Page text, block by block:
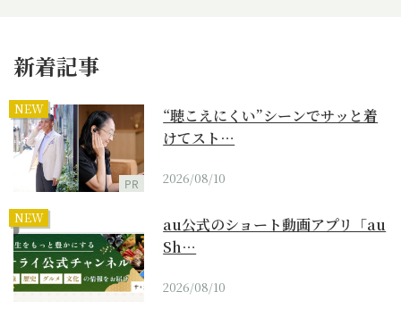
新着記事
NEW
PR
“聴こえにくい”シーンでサッと着
けてスト…
2026/08/10
NEW
au公式のショート動画アプリ「au
Sh…
2026/08/10